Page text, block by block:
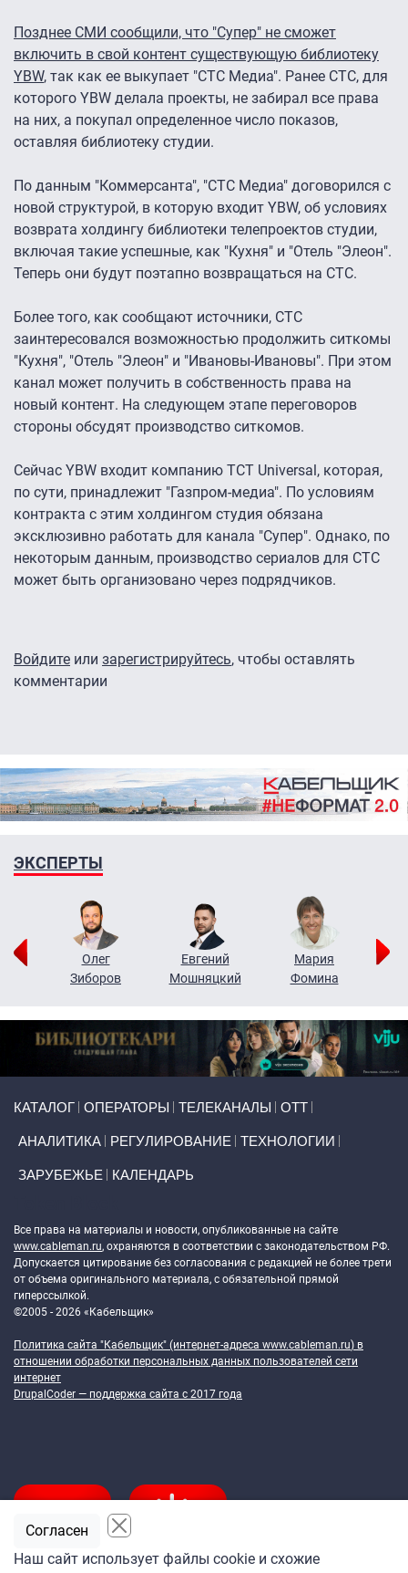
Позднее СМИ сообщили, что "Супер" не сможет
включить в свой контент существующую библиотеку
YBW, так как ее выкупает "СТС Медиа". Ранее СТС, для
которого YBW делала проекты, не забирал все права
на них, а покупал определенное число показов,
оставляя библиотеку студии.
По данным "Коммерсанта", "СТС Медиа" договорился с
новой структурой, в которую входит YBW, об условиях
возврата холдингу библиотеки телепроектов студии,
включая такие успешные, как "Кухня" и "Отель "Элеон".
Теперь они будут поэтапно возвращаться на СТС.
Более того, как сообщают источники, СТС
заинтересовался возможностью продолжить ситкомы
"Кухня", "Отель "Элеон" и "Ивановы-Ивановы". При этом
канал может получить в собственность права на
новый контент. На следующем этапе переговоров
стороны обсудят производство ситкомов.
Сейчас YBW входит компанию TCT Universal, которая,
по сути, принадлежит "Газпром-медиа". По условиям
контракта с этим холдингом студия обязана
эксклюзивно работать для канала "Супер". Однако, по
некоторым данным, производство сериалов для СТС
может быть организовано через подрядчиков.
Войдите или зарегистрируйтесь, чтобы оставлять
комментарии
ЭКСПЕРТЫ
Олег
Зиборов
Евгений
Мошняцкий
Мария
Фомина
КАТАЛОГ ОПЕРАТОРЫ ТЕЛЕКАНАЛЫ ОТТ
АНАЛИТИКА РЕГУЛИРОВАНИЕ ТЕХНОЛОГИИ
ЗАРУБЕЖЬЕ КАЛЕНДАРЬ
Все права на материалы и новости, опубликованные на сайте
www.cableman.ru, охраняются в соответствии с законодательством РФ.
Допускается цитирование без согласования с редакцией не более трети
от объема оригинального материала, с обязательной прямой
гиперссылкой.
©2005 - 2026 «Кабельщик»
Политика сайта "Кабельщик" (интернет-адреса www.cableman.ru) в
отношении обработки персональных данных пользователей сети
интернет
DrupalCoder — поддержка сайта c 2017 года
Наш сайт использует файлы cookie и схожие
Согласен